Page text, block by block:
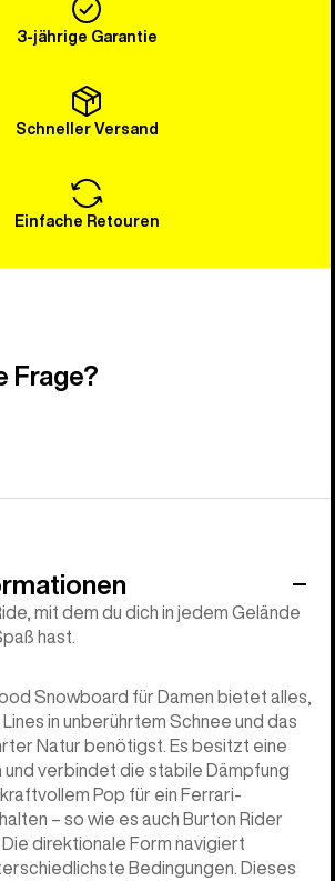
3-jährige Garantie
Schneller Versand
Einfache Retouren
Frage?
mit dem du dich in jedem Gelände
hast.
Snowboard für Damen bietet alles,
in unberührtem Schnee und das
Natur benötigst. Es besitzt eine
verbindet die stabile Dämpfung
Pop für ein Ferrari-
– so wie es auch Burton Rider
Die direktionale Form navigiert
Bedingungen. Dieses